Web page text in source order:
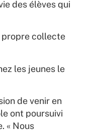
des élèves qui
propre collecte
les jeunes le
de venir en
ont poursuivi
« Nous